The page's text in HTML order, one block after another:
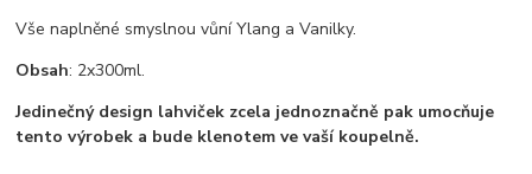
Vše naplněné smyslnou vůní Ylang a Vanilky.
Obsah: 2x300ml.
Jedinečný design lahviček zcela jednoznačně pak umocňuje
tento výrobek a bude klenotem ve vaší koupelně.